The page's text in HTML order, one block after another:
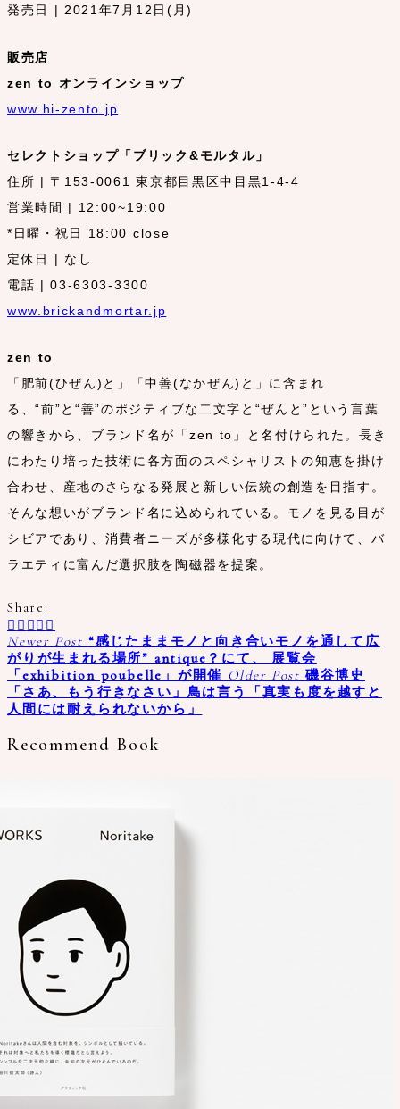
発売日 | 2021年7月12日(月)
販売店
zen to オンラインショップ
www.hi-zento.jp
セレクトショップ「ブリック&モルタル」
住所 | 〒153-0061 東京都目黒区中目黒1-4-4
営業時間 | 12:00~19:00
*日曜・祝日 18:00 close
定休日 | なし
電話 | 03-6303-3300
www.brickandmortar.jp
zen to
「肥前(ひぜん)と」「中善(なかぜん)と」に含まれ
る、“前”と“善”のポジティブな二文字と“ぜんと”という言葉
の響きから、ブランド名が「zen to」と名付けられた。長き
にわたり培った技術に各方面のスペシャリストの知恵を掛け
合わせ、産地のさらなる発展と新しい伝統の創造を目指す。
そんな想いがブランド名に込められている。モノを見る目が
シビアであり、消費者ニーズが多様化する現代に向けて、バ
ラエティに富んだ選択肢を陶磁器を提案。
Share:
Newer Post “感じたままモノと向き合いモノを通して広
がりが生まれる場所” antique？にて、 展覧会
「exhibition poubelle」が開催 Older Post 磯谷博史
「さあ、もう行きなさい」鳥は言う「真実も度を越すと
人間には耐えられないから」
Recommend Book